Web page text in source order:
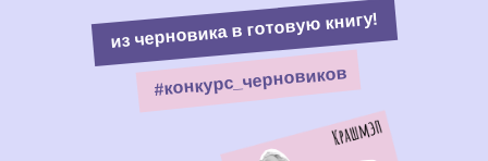
из черновика в готовую книгу!
#конкурс_черновиков